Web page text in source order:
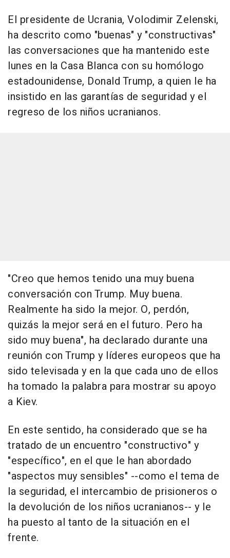
El presidente de Ucrania, Volodimir Zelenski,
ha descrito como "buenas" y "constructivas"
las conversaciones que ha mantenido este
lunes en la Casa Blanca con su homólogo
estadounidense, Donald Trump, a quien le ha
insistido en las garantías de seguridad y el
regreso de los niños ucranianos.
"Creo que hemos tenido una muy buena
conversación con Trump. Muy buena.
Realmente ha sido la mejor. O, perdón,
quizás la mejor será en el futuro. Pero ha
sido muy buena", ha declarado durante una
reunión con Trump y líderes europeos que ha
sido televisada y en la que cada uno de ellos
ha tomado la palabra para mostrar su apoyo
a Kiev.
En este sentido, ha considerado que se ha
tratado de un encuentro "constructivo" y
"específico", en el que le han abordado
"aspectos muy sensibles" --como el tema de
la seguridad, el intercambio de prisioneros o
la devolución de los niños ucranianos-- y le
ha puesto al tanto de la situación en el
frente.